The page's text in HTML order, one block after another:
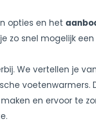
opties en het
zo snel mogelijk
We vertellen je
en ervoor te